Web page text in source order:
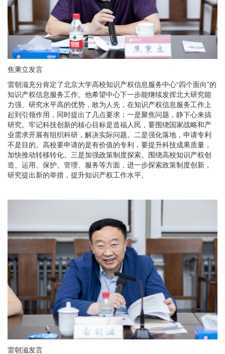
焦秉立发言
雷朝滋充分肯定了北京大学高校知识产权信息服务中心“四个面向”的
知识产权信息服务工作。他希望中心下一步能继续发挥北大研究能
力强、研究水平高的优势，敢为人先，在知识产权信息服务工作上
起到引领作用，同时提出了几点要求：一是聚焦问题，静下心来搞
研究。牢记科技创新的核心目标是造福人民，要围绕国家战略和产
业需求开展有组织科研，解决实际问题。二是强化落地，申请专利
不是目的。高校要申请的是有价值的专利，要提升科技成果质量，
加快推动转移转化。三是加强政策制度探索。围绕高校知识产权创
造、运用、保护、管理、服务等方面，进一步探索政策制度创新，
研究提出新的举措，提升知识产权工作水平。
雷朝滋发言